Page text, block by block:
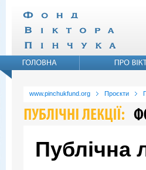
www.pinchukfund.org Проєкти
Публічна